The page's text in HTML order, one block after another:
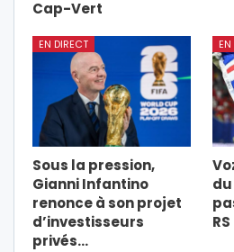
Cap-Vert
EN DIRECT
Sous la pression,
Gianni Infantino
renonce à son projet
d’investisseurs
privés…
du